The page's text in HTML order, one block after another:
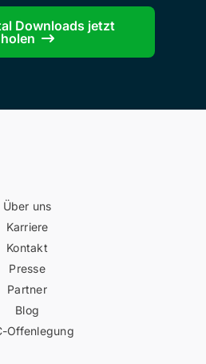
Downloads jetzt
holen
Über uns
Karriere
Kontakt
Presse
Partner
Blog
Offenlegung